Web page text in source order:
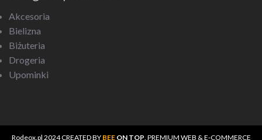
Akcesoria
Bielizna
Biżuteria
Drogeria
Upominki
Rodeox.pl 2024 CREATED BY BEEON TOP . PREMIUM WEB & E-COMMERCE